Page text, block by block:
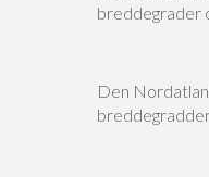
breddegrader
Den